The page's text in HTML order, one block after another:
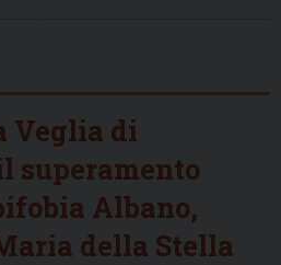
Veglia di
superamento
Albano,
della Stella